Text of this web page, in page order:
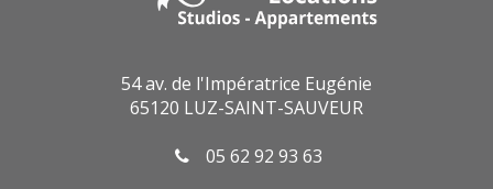
54 av. de l'Impératrice Eugénie
65120 LUZ-SAINT-SAUVEUR
05 62 92 93 63